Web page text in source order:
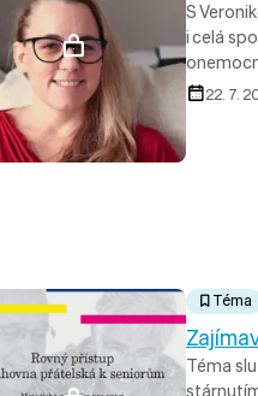
S
i celá
22. 7.
Téma
Téma